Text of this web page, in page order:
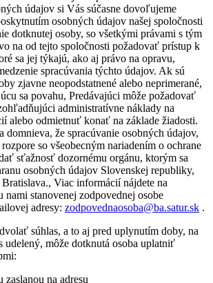
údajov si Vás súčasne dovoľujeme
osobných údajov našej spoločnosti
dotknutej osoby, so všetkými právami s tým
na od tejto spoločnosti požadovať prístup k
sa jej týkajú, ako aj právo na opravu,
spracúvania týchto údajov. Ak sú
zjavne neopodstatnené alebo neprimerané,
sa povahu, Predávajúci môže požadovať
administratívne náklady na
alebo odmietnuť konať na základe žiadosti.
domnieva, že spracúvanie osobných údajov,
so všeobecným nariadením o ochrane
sťažnosť dozornému orgánu, ktorým sa
osobných údajov Slovenskej republiky,
Viac informácií nájdete na
nami stanovenej zodpovednej osobe
adresy: zodpovednaosoba@ba.satur.sk .
súhlas, a to aj pred uplynutím doby, na
udelený, môže dotknutá osoba uplatniť
zaslanou na adresu